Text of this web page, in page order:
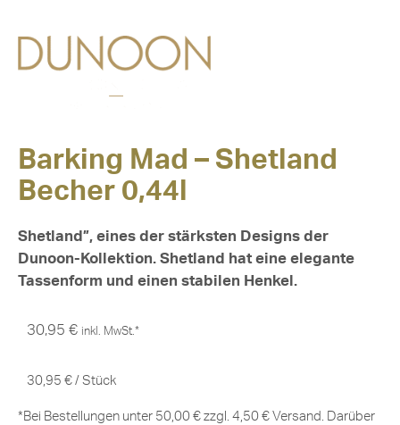
Barking Mad – Shetland
Becher 0,44l
Shetland”, eines der stärksten Designs der
Dunoon-Kollektion. Shetland hat eine elegante
Tassenform und einen stabilen Henkel.
30,95 € inkl. MwSt.*
30,95 € / Stück
*Bei Bestellungen unter 50,00 € zzgl. 4,50 € Versand. Darüber